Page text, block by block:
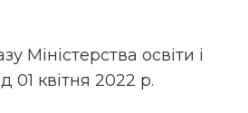
Міністерства освіти і
01 квітня 2022 р.